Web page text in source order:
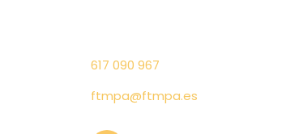
617 090 967
ftmpa@ftmpa.es